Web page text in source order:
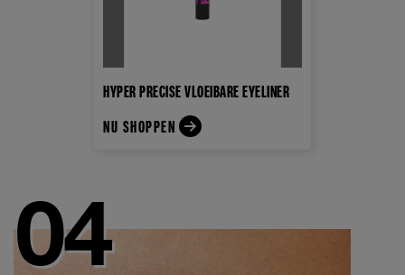
HYPER PRECISE VLOEIBARE EYELINER
NU SHOPPEN